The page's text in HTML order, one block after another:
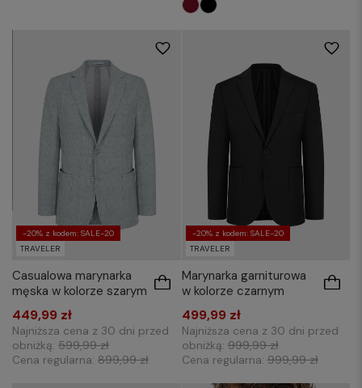
-20% z kodem: SALE-20
TRAVELER
Casualowa marynarka
męska w kolorze szarym
449,99 zł
Najniższa cena z 30 dni przed
obniżką: 599,99 zł
Cena regularna: 899,99 zł
-20% z kodem: SALE-20
TRAVELER
48
Marynarka garniturowa
w kolorze czarnym
499,99 zł
Najniższa cena z 30 dni przed
obniżką:999,99 zł
Cena regularna:999,99 zł